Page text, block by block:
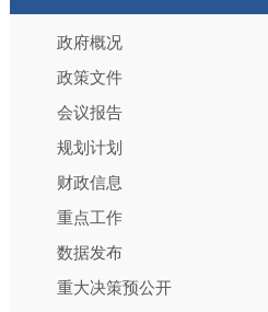
政府概况
政策文件
会议报告
规划计划
财政信息
重点工作
数据发布
重大决策预公开